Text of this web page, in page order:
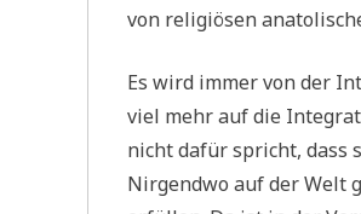
von reli­giö­sen
Es wird immer von der
viel mehr auf die
nicht dafür spricht, dass
Nir­gend­wo auf der Welt